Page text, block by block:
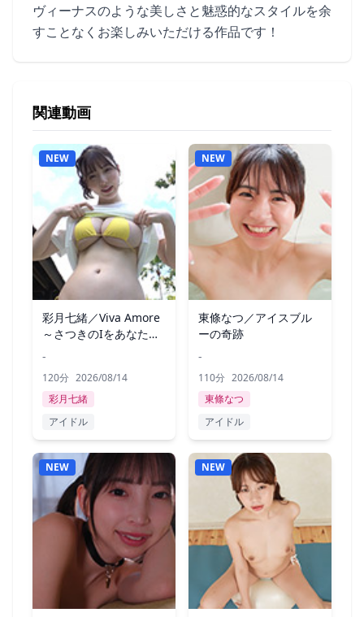
ヴィーナスのような美しさと魅惑的なスタイルを余
すことなくお楽しみいただける作品です！
関連動画
NEW
彩月七緒／Viva Amore
～さつきのIをあなたに
-
120分 2026/08/14
彩月七緒
アイドル
NEW
東條なつ／アイスブル
ーの奇跡
-
110分 2026/08/14
東條なつ
アイドル
NEW NEW